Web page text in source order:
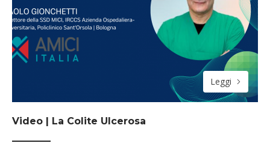
Leggi
Video | La Colite Ulcerosa